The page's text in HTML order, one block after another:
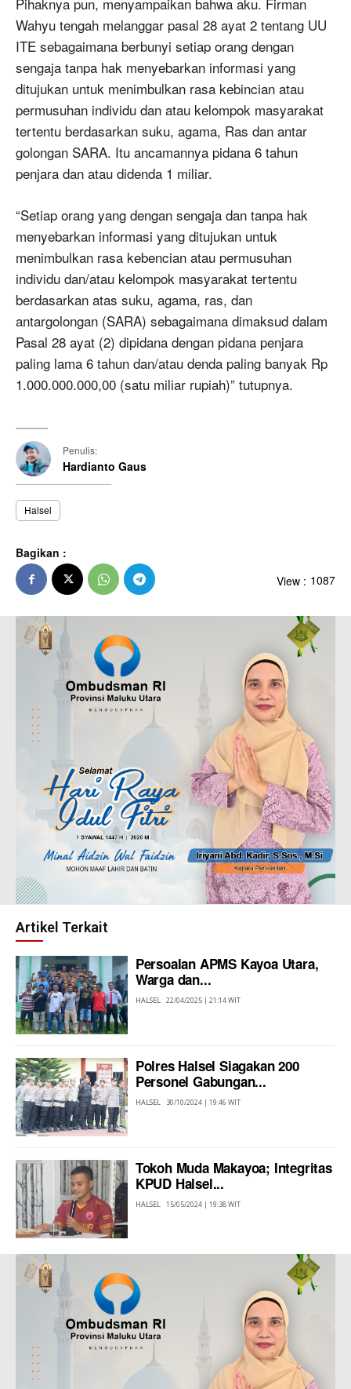
Wahyu tengah melanggar pasal 28 ayat 2 tentang UU
ITE sebagaimana berbunyi setiap orang dengan
sengaja tanpa hak menyebarkan informasi yang
ditujukan untuk menimbulkan rasa kebincian atau
permusuhan individu dan atau kelompok masyarakat
tertentu berdasarkan suku, agama, Ras dan antar
golongan SARA. Itu ancamannya pidana 6 tahun
penjara dan atau didenda 1 miliar.
“Setiap orang yang dengan sengaja dan tanpa hak
menyebarkan informasi yang ditujukan untuk
menimbulkan rasa kebencian atau permusuhan
individu dan/atau kelompok masyarakat tertentu
berdasarkan atas suku, agama, ras, dan
antargolongan (SARA) sebagaimana dimaksud dalam
Pasal 28 ayat (2) dipidana dengan pidana penjara
paling lama 6 tahun dan/atau denda paling banyak Rp
1.000.000.000,00 (satu miliar rupiah)” tutupnya.
Penulis:
Hardianto Gaus
Halsel
Bagikan :
View : 1087
Artikel Terkait
Persoalan APMS Kayoa Utara,
Warga dan...
HALSEL 22/04/2025 | 21:14 WIT
Polres Halsel Siagakan 200
Personel Gabungan...
HALSEL 30/10/2024 | 19:46 WIT
Tokoh Muda Makayoa; Integritas
KPUD Halsel...
HALSEL 15/05/2024 | 19:38 WIT